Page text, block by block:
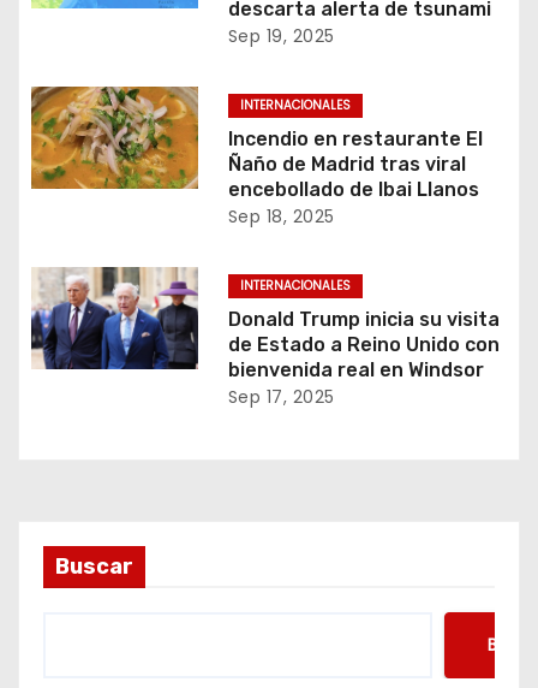
descarta alerta de tsunami
Sep 19, 2025
INTERNACIONALES
Incendio en restaurante El
Ñaño de Madrid tras viral
encebollado de Ibai Llanos
Sep 18, 2025
INTERNACIONALES
Donald Trump inicia su visita
de Estado a Reino Unido con
bienvenida real en Windsor
Sep 17, 2025
Buscar